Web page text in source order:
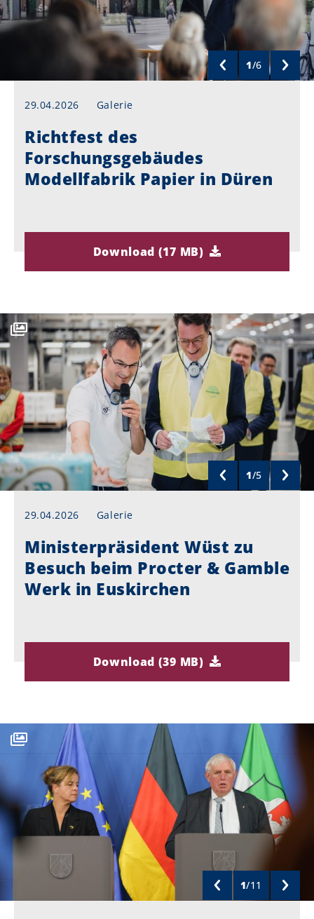
1/6
29.04.2026 Galerie
Richtfest des
Forschungsgebäudes
Modellfabrik Papier in Düren
Download (17 MB)
1/5
29.04.2026 Galerie
Ministerpräsident Wüst zu
Besuch beim Procter & Gamble
Werk in Euskirchen
Download (39 MB)
1/11